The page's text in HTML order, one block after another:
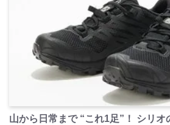
山から日常まで “これ1足”！ シリオ